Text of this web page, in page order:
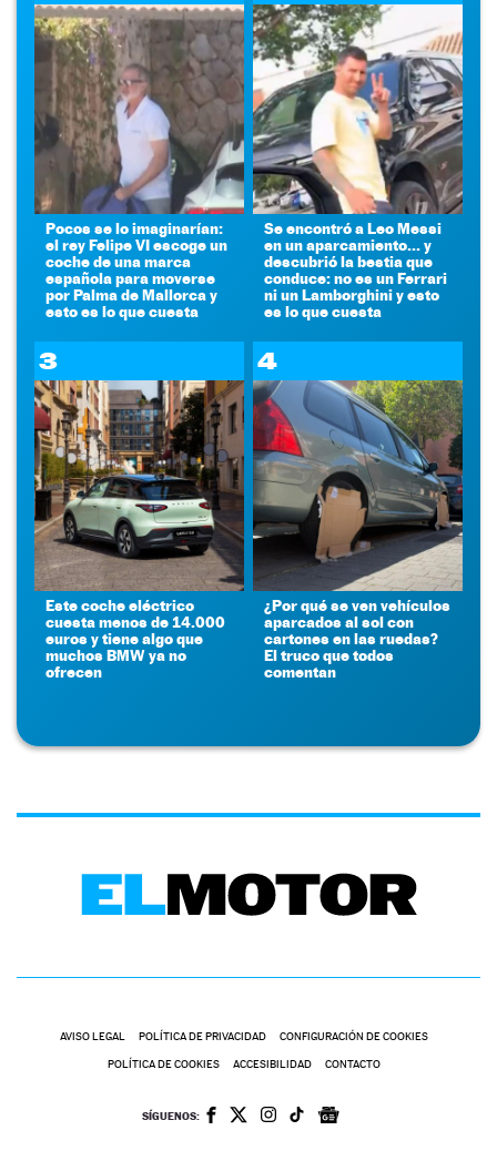
Pocos se lo imaginarían:
el rey Felipe VI escoge un
coche de una marca
española para moverse
por Palma de Mallorca y
esto es lo que cuesta
Se encontró a Leo Messi
en un aparcamiento... y
descubrió la bestia que
conduce: no es un Ferrari
ni un Lamborghini y esto
es lo que cuesta
3
Este coche eléctrico
cuesta menos de 14.000
euros y tiene algo que
muchos BMW ya no
ofrecen
4
¿Por qué se ven vehículos
aparcados al sol con
cartones en las ruedas?
El truco que todos
comentan
AVISO LEGAL POLÍTICA DE PRIVACIDAD CONFIGURACIÓN DE COOKIES
POLÍTICA DE COOKIES ACCESIBILIDAD CONTACTO
SÍGUENOS: